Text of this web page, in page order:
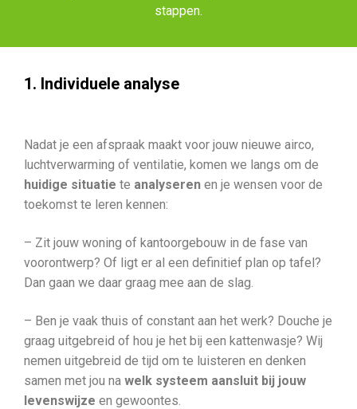
stappen.
1. Individuele analyse
Nadat je een afspraak maakt voor jouw nieuwe airco,
luchtverwarming of ventilatie, komen we langs om de
huidige situatie te analyseren en je wensen voor de
toekomst te leren kennen:
– Zit jouw woning of kantoorgebouw in de fase van
voorontwerp? Of ligt er al een definitief plan op tafel?
Dan gaan we daar graag mee aan de slag.
– Ben je vaak thuis of constant aan het werk? Douche je
graag uitgebreid of hou je het bij een kattenwasje? Wij
nemen uitgebreid de tijd om te luisteren en denken
samen met jou na welk systeem aansluit bij jouw
levenswijze en gewoontes.